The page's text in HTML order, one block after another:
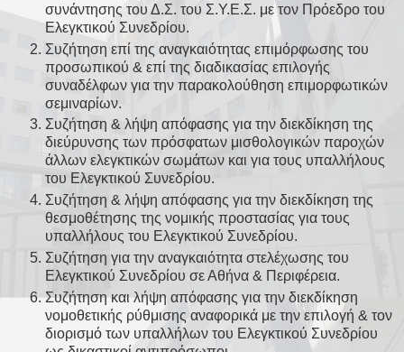
συνάντησης του Δ.Σ. του Σ.Υ.Ε.Σ. με τον Πρόεδρο του
Ελεγκτικού Συνεδρίου.
Συζήτηση επί της αναγκαιότητας επιμόρφωσης του
προσωπικού & επί της διαδικασίας επιλογής
συναδέλφων για την παρακολούθηση επιμορφωτικών
σεμιναρίων.
Συζήτηση & λήψη απόφασης για την διεκδίκηση της
διεύρυνσης των πρόσφατων μισθολογικών παροχών
άλλων ελεγκτικών σωμάτων και για τους υπαλλήλους
του Ελεγκτικού Συνεδρίου.
Συζήτηση & λήψη απόφασης για την διεκδίκηση της
θεσμοθέτησης της νομικής προστασίας για τους
υπαλλήλους του Ελεγκτικού Συνεδρίου.
Συζήτηση για την αναγκαιότητα στελέχωσης του
Ελεγκτικού Συνεδρίου σε Αθήνα & Περιφέρεια.
Συζήτηση και λήψη απόφασης για την διεκδίκηση
νομοθετικής ρύθμισης αναφορικά με την επιλογή & τον
διορισμό των υπαλλήλων του Ελεγκτικού Συνεδρίου